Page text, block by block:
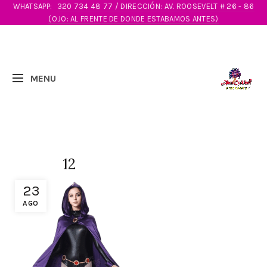
WHATSAPP:
320 734 48 77 / DIRECCIÓN: AV. ROOSEVELT # 26 - 86
(OJO: AL FRENTE DE DONDE ESTABAMOS ANTES)
23
AGO
12